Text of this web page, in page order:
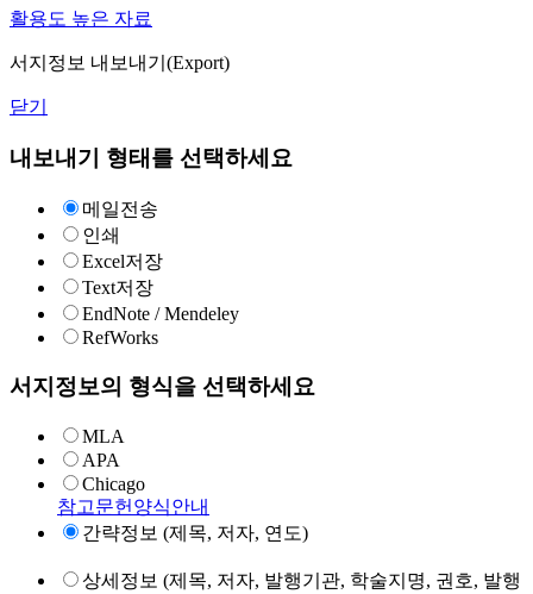
활용도 높은 자료
서지정보 내보내기(Export)
닫기
내보내기 형태를 선택하세요
메일전송
인쇄
Excel저장
Text저장
EndNote / Mendeley
RefWorks
서지정보의 형식을 선택하세요
MLA
APA
Chicago
참고문헌양식안내
간략정보 (제목, 저자, 연도)
상세정보 (제목, 저자, 발행기관, 학술지명, 권호, 발행